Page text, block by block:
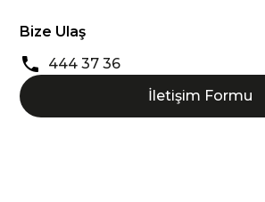
Bize Ulaş
444 37 36
İletişim Formu